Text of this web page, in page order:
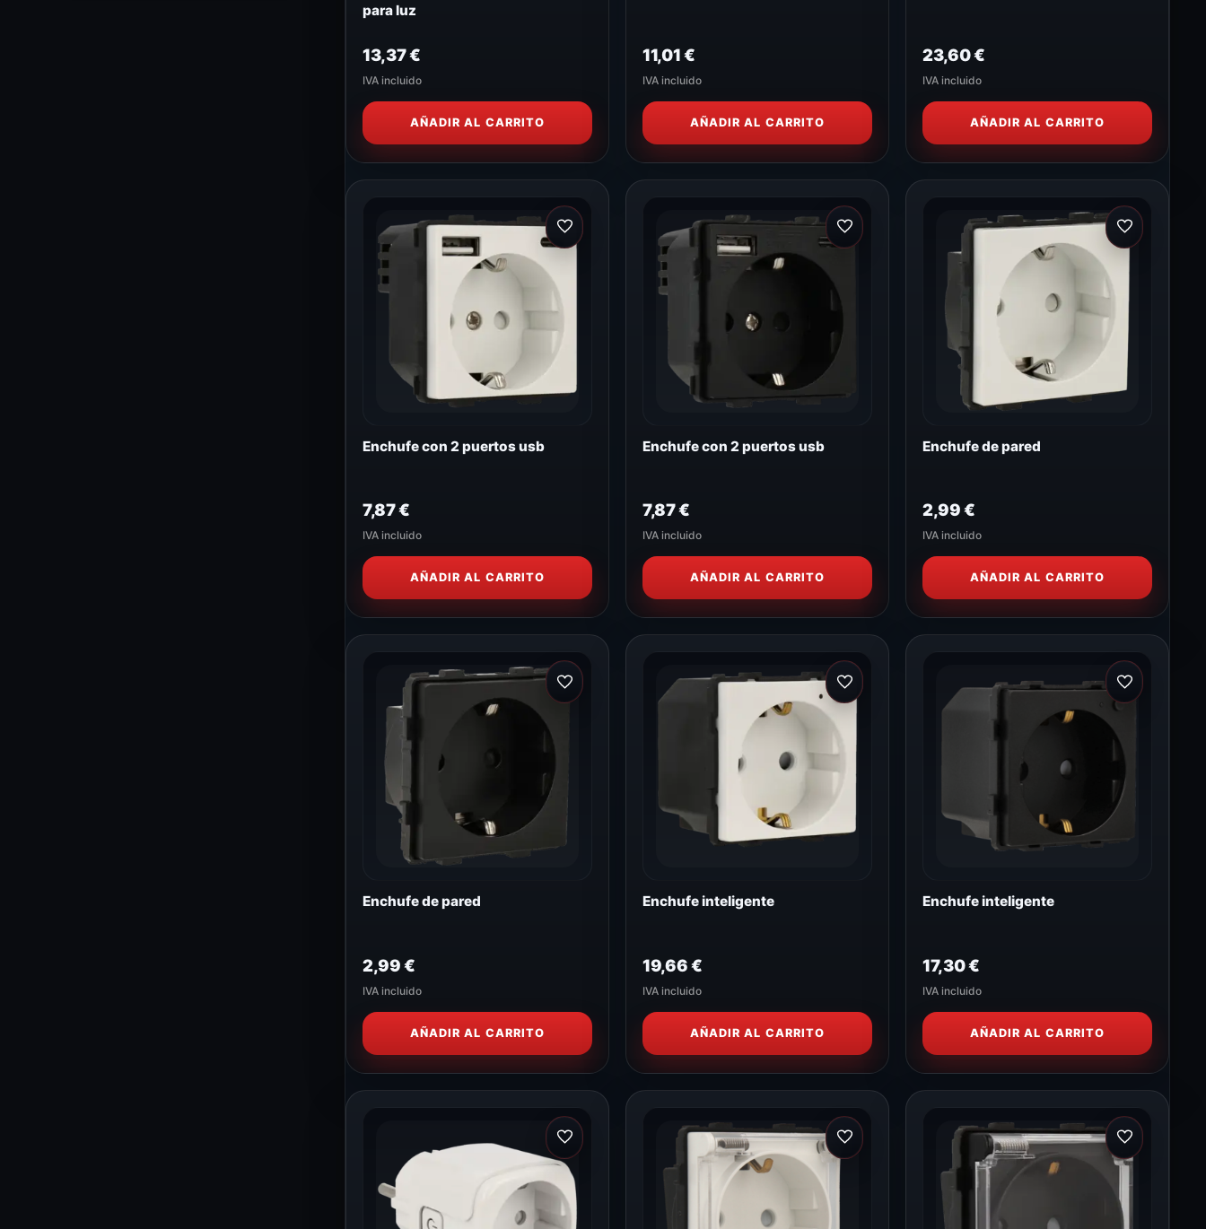
para luz
13,37€
IVA incluido
AÑADIR AL CARRITO
11,01€
IVA incluido
AÑADIR AL CARRITO
23,60€
IVA incluido
AÑADIR AL CARRITO
Enchufe con 2 puertos usb
7,87€
IVA incluido
AÑADIR AL CARRITO
Enchufe con 2 puertos usb
7,87€
IVA incluido
AÑADIR AL CARRITO
Enchufe de pared
2,99€
IVA incluido
AÑADIR AL CARRITO
Enchufe de pared
2,99€
IVA incluido
AÑADIR AL CARRITO
Enchufe inteligente
19,66€
IVA incluido
AÑADIR AL CARRITO
Enchufe inteligente
17,30€
IVA incluido
AÑADIR AL CARRITO